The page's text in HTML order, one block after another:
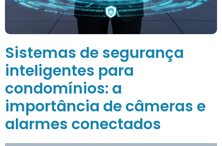
Sistemas de segurança
inteligentes para
condomínios: a
importância de câmeras e
alarmes conectados